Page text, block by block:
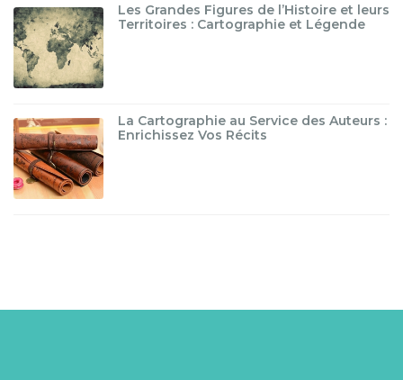
Les Grandes Figures de l’Histoire et leurs
Territoires : Cartographie et Légende
La Cartographie au Service des Auteurs :
Enrichissez Vos Récits